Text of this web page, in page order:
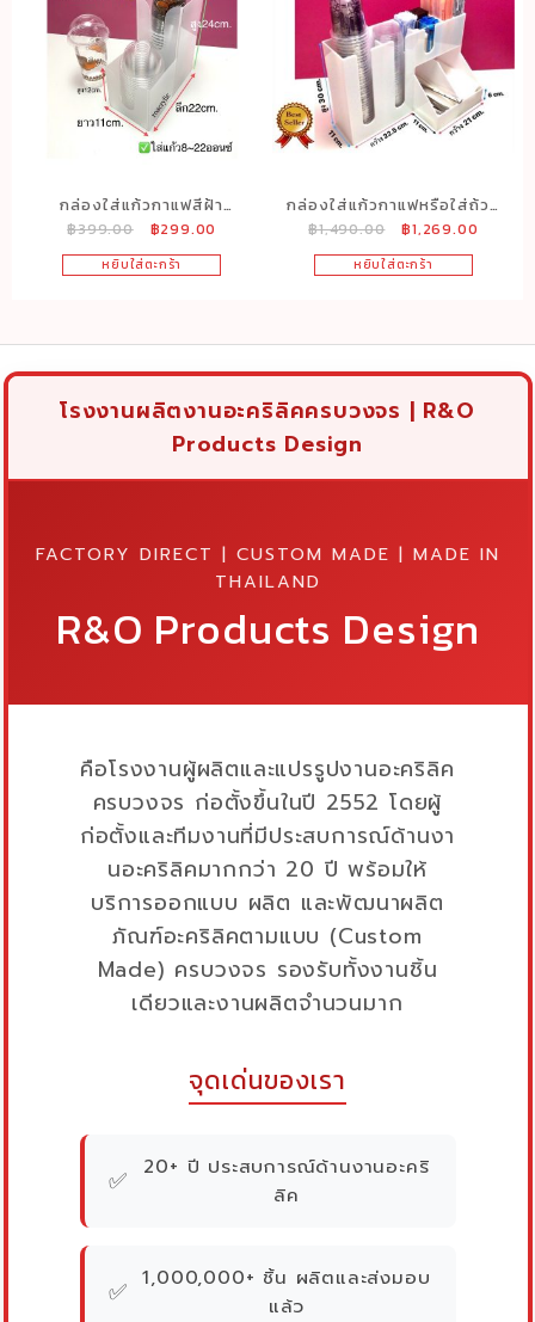
กล่องใส่แก้วกาแฟสีฝ้า
แบบ2ช่องขนาด11x22x24cm.
฿399.00
Original
price
was:
฿299.00
price
is:
หยิบใส่ตะกร้า
กล่องใส่แก้วกาแฟหรือใส่ถ้วย
ไอศครีมพร้อมอุปกรณ์ครบชุด
สีขาว
฿1,490.00
Original
price
was:
฿1,269.00
หยิบใส่ตะกร้า
โรงงานผลิตงานอะคริลิคครบวงจร | R&O
Products Design
FACTORY DIRECT | CUSTOM MADE | MADE IN
THAILAND
R&O Products Design
คือโรงงานผู้ผลิตและแปรรูปงานอะคริลิค
ครบวงจร ก่อตั้งขึ้นในปี 2552 โดยผู้
ก่อตั้งและทีมงานที่มีประสบการณ์ด้านงา
นอะคริลิคมากกว่า 20 ปี พร้อมให้
บริการออกแบบ ผลิต และพัฒนาผลิต
ภัณฑ์อะคริลิคตามแบบ (Custom
Made) ครบวงจร รองรับทั้งงานชิ้น
เดียวและงานผลิตจำนวนมาก
จุดเด่นของเรา
✅
20+ ปี ประสบการณ์ด้านงานอะคริ
ลิค
✅ 1,000,000+ ชิ้น ผลิตและส่งมอบ
แล้ว